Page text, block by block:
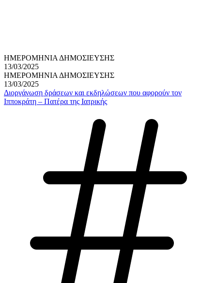
ΗΜΕΡΟΜΗΝΙΑ ΔΗΜΟΣΙΕΥΣΗΣ
13/03/2025
ΗΜΕΡΟΜΗΝΙΑ ΔΗΜΟΣΙΕΥΣΗΣ
13/03/2025
Διοργάνωση δράσεων και εκδηλώσεων που αφορούν τον
Ιπποκράτη – Πατέρα της Ιατρικής